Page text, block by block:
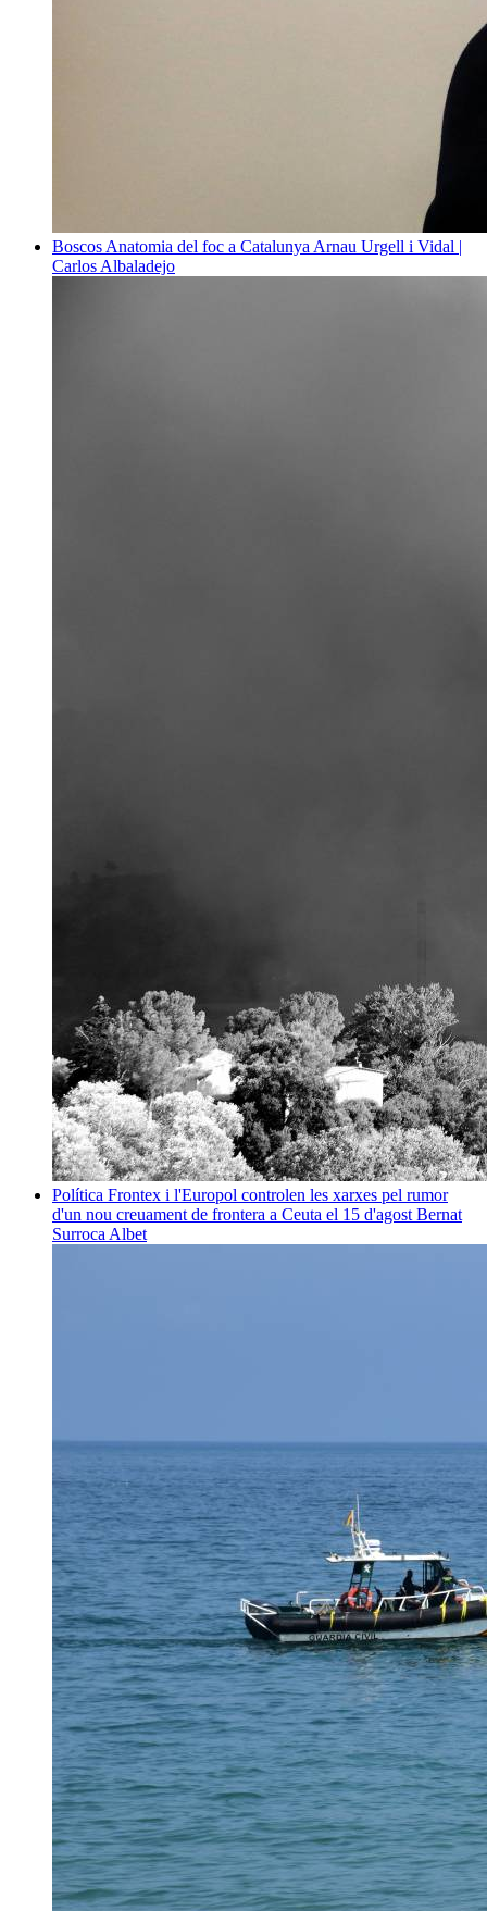
Boscos Anatomia del foc a Catalunya Arnau Urgell i Vidal |
Carlos Albaladejo
Política Frontex i l'Europol controlen les xarxes pel rumor
d'un nou creuament de frontera a Ceuta el 15 d'agost Bernat
Surroca Albet